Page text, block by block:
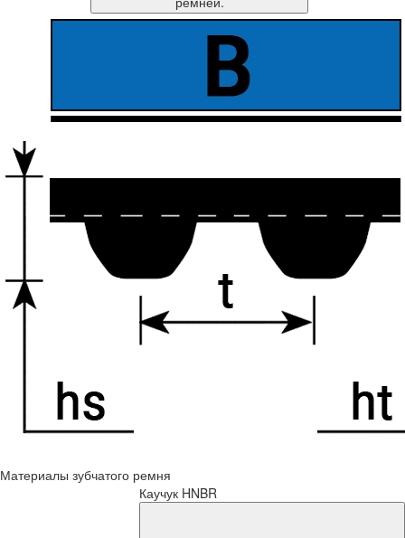
Материалы зубчатого ремня
Каучук HNBR